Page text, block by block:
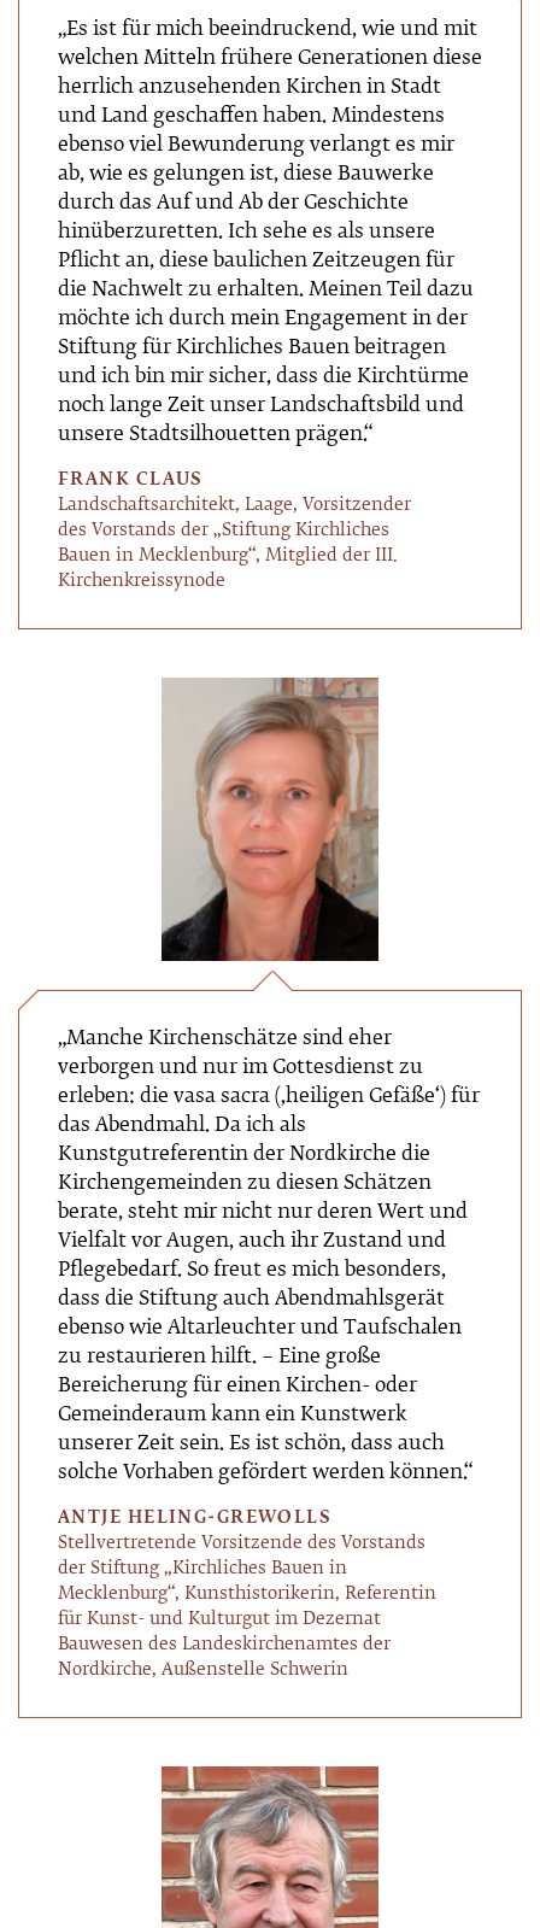
„Es ist für mich beeindruckend, wie und mit
welchen Mitteln frühere Generationen diese
herrlich anzusehenden Kirchen in Stadt
und Land geschaffen haben. Mindestens
ebenso viel Bewunderung verlangt es mir
ab, wie es gelungen ist, diese Bauwerke
durch das Auf und Ab der Geschichte
hinüberzuretten. Ich sehe es als unsere
Pflicht an, diese baulichen Zeitzeugen für
die Nachwelt zu erhalten. Meinen Teil dazu
möchte ich durch mein Engagement in der
Stiftung für Kirchliches Bauen beitragen
und ich bin mir sicher, dass die Kirchtürme
noch lange Zeit unser Landschaftsbild und
unsere Stadtsilhouetten prägen.“
FRANK CLAUS
Landschaftsarchitekt, Laage, Vorsitzender
des Vorstands der „Stiftung Kirchliches
Bauen in Mecklenburg“, Mitglied der III.
Kirchenkreissynode
„Manche Kirchenschätze sind eher
verborgen und nur im Gottesdienst zu
erleben: die vasa sacra (‚heiligen Gefäße‘) für
das Abendmahl. Da ich als
Kunstgutreferentin der Nordkirche die
Kirchengemeinden zu diesen Schätzen
berate, steht mir nicht nur deren Wert und
Vielfalt vor Augen, auch ihr Zustand und
Pflegebedarf. So freut es mich besonders,
dass die Stiftung auch Abendmahlsgerät
ebenso wie Altarleuchter und Taufschalen
zu restaurieren hilft. – Eine große
Bereicherung für einen Kirchen- oder
Gemeinderaum kann ein Kunstwerk
unserer Zeit sein. Es ist schön, dass auch
solche Vorhaben gefördert werden können.“
ANTJE HELING-GREWOLLS
Stellvertretende Vorsitzende des Vorstands
der Stiftung „Kirchliches Bauen in
Mecklenburg“, Kunsthistorikerin, Referentin
für Kunst- und Kulturgut im Dezernat
Bauwesen des Landeskirchenamtes der
Nordkirche, Außenstelle Schwerin